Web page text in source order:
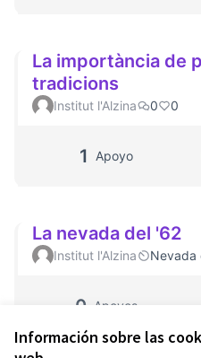
Información sobre las
La importància de
tradicions
Institut l'Alzina 0 0
1 Apoyo
La nevada del '62
Institut l'Alzina Nevada
0 Apoyos